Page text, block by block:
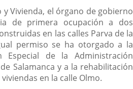
y Vivienda, el órgano de gobierno
de primera ocupación a dos
en las calles Parva de la
permiso se ha otorgado a la
Especial de la Administración
Salamanca y a la rehabilitación
en la calle Olmo.